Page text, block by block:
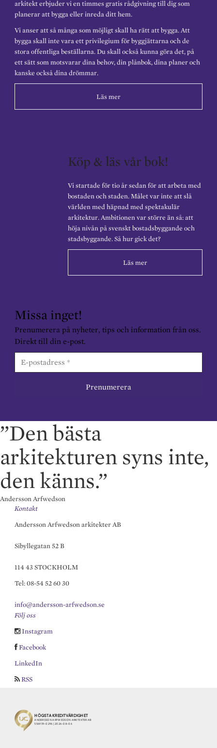
Missa inget!
Prenumerera på nyheter, tips och information från oss.
Direkt till din e-post.
arkitekt erbjuder vi en timmes gratis rådgivning till dig som
planerar att bygga eller inreda ditt hem.
Vi anser att så många som möjligt skall ha rätt att bygga. Att
bygga skall inte vara ett privilegium för byggjättarna och de
stora offentliga beställarna. Du skall också kunna göra det, på
ett sätt som motsvarar dina behov, din plånbok, dina planer och
kanske också dina drömmar.
Läs mer
Köp & läs vår bok!
Vi startade för tio år sedan för att arbeta med
bostaden och staden. Målet var inte att slå
världen med häpnad med spektakulär
arkitektur. Ambitionen var större än så: att
höja nivån på svenskt bostadsbyggande och
stadsbyggande. Så hur gick det?
Läs mer
”Den bästa
arkitekturen syns inte,
den känns.”
Andersson Arfwedson
Kontakt
Andersson Arfwedson arkitekter AB
Sibyllegatan 52 B
114 43 STOCKHOLM
Tel: 08-54 52 60 30
info@andersson-arfwedson.se
Följ oss
Instagram
Facebook
LinkedIn
RSS